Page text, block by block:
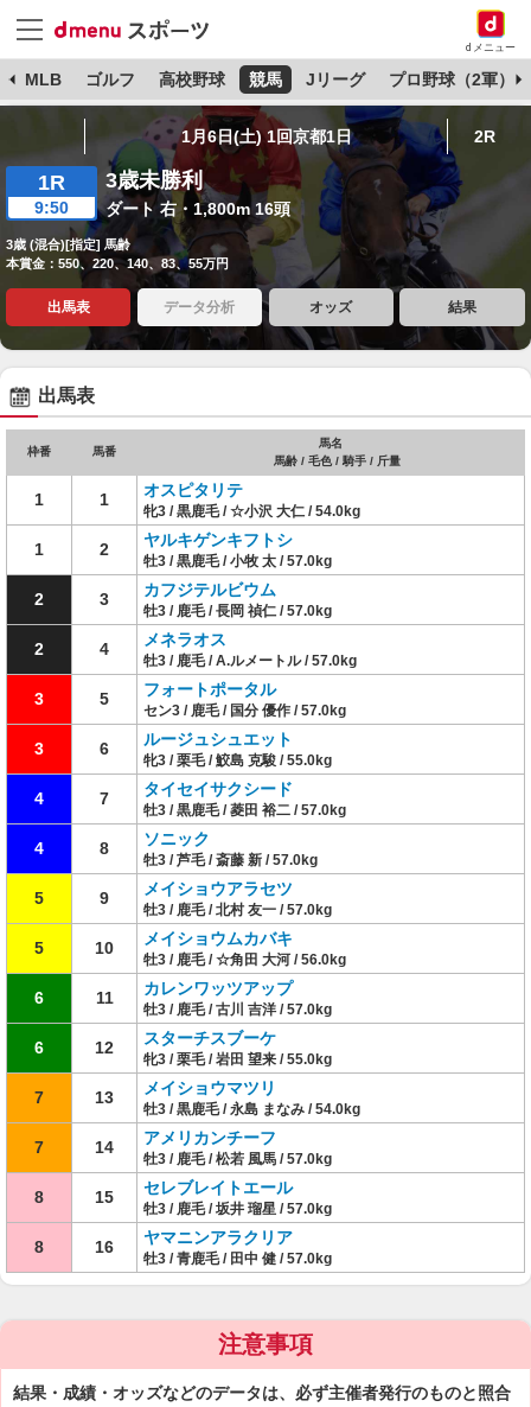
dメニュー
MLB ゴルフ 高校野球 競馬 Jリーグ プロ野球（2軍）
1月6日(土) 1回京都1日 2R
1R
9:50
3歳未勝利
ダート 右・1,800m 16頭
3歳 (混合)[指定] 馬齢
本賞金：550、220、140、83、55万円
出馬表 データ分析 オッズ 結果
出馬表
枠番 馬番
馬名
馬齢 / 毛色 / 騎手 / 斤量
1 1 オスピタリテ
牝3 / 黒鹿毛 / ☆小沢 大仁 / 54.0kg
1 2 ヤルキゲンキフトシ
牡3 / 黒鹿毛 / 小牧 太 / 57.0kg
2 3 カフジテルビウム
牡3 / 鹿毛 / 長岡 禎仁 / 57.0kg
2 4 メネラオス
牡3 / 鹿毛 / A.ルメートル / 57.0kg
3 5 フォートポータル
セン3 / 鹿毛 / 国分 優作 / 57.0kg
3 6 ルージュシュエット
牝3 / 栗毛 / 鮫島 克駿 / 55.0kg
4 7 タイセイサクシード
牡3 / 黒鹿毛 / 菱田 裕二 / 57.0kg
4 8 ソニック
牡3 / 芦毛 / 斎藤 新 / 57.0kg
5 9 メイショウアラセツ
牡3 / 鹿毛 / 北村 友一 / 57.0kg
5 10 メイショウムカバキ
牡3 / 鹿毛 / ☆角田 大河 / 56.0kg
6 11 カレンワッツアップ
牡3 / 鹿毛 / 古川 吉洋 / 57.0kg
6 12 スターチスブーケ
牝3 / 栗毛 / 岩田 望来 / 55.0kg
7 13 メイショウマツリ
牡3 / 黒鹿毛 / 永島 まなみ / 54.0kg
7 14 アメリカンチーフ
牡3 / 鹿毛 / 松若 風馬 / 57.0kg
8 15 セレブレイトエール
牡3 / 鹿毛 / 坂井 瑠星 / 57.0kg
8 16 ヤマニンアラクリア
牡3 / 青鹿毛 / 田中 健 / 57.0kg
注意事項
結果・成績・オッズなどのデータは、必ず主催者発行のものと照合